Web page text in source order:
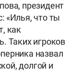
президент
«Илья, что ты
как
Таких игроков
назвал
долгой и